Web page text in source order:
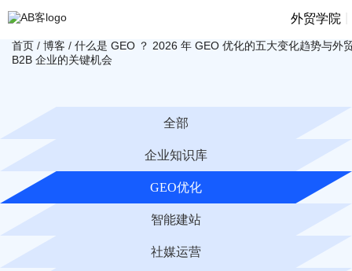
外贸学院
首页 / 博客 / 什么是 GEO ？ 2026 年 GEO 优化的五大变化趋势与外
B2B 企业的关键机会
全部
企业知识库
GEO优化
智能建站
社媒运营